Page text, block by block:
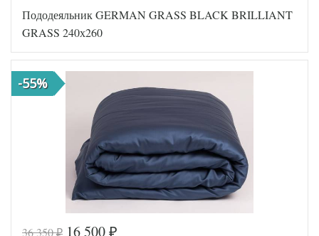
Артикул
GG-13240
Ткань
Сатин
Размер
240х220
Производитель
Grass
(Австрия)
Пододеяльник GERMAN GRASS BLACK BRILLIANT
GRASS 240х260
-55%
36 350₽ 16 500 ₽